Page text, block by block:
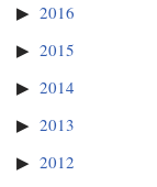
2016
2015
2014
2013
2012